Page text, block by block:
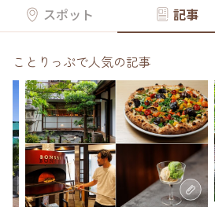
スポット 記事
ことりっぷで人気の記事